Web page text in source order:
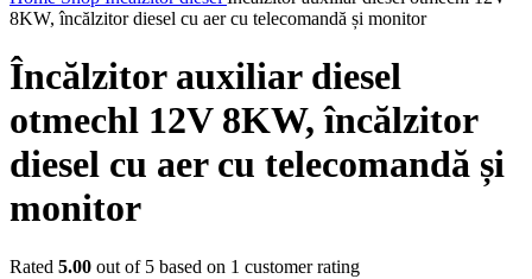
8KW, încălzitor diesel cu aer cu telecomandă și monitor
Încălzitor auxiliar diesel
otmechl 12V 8KW, încălzitor
diesel cu aer cu telecomandă și
monitor
Rated 5.00 out of 5 based on 1 customer rating